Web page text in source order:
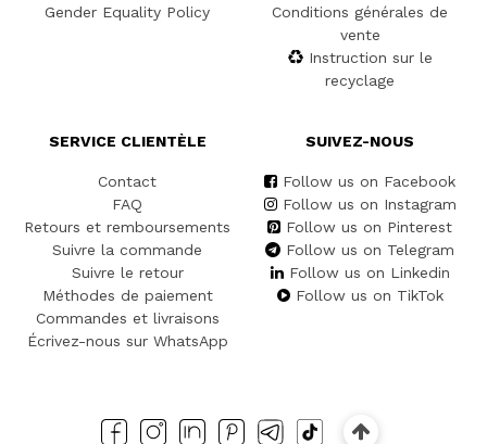
Gender Equality Policy
Conditions générales de
vente
Instruction sur le
recyclage
SERVICE CLIENTÈLE
Contact
FAQ
Retours et remboursements
Suivre la commande
Suivre le retour
Méthodes de paiement
Commandes et livraisons
Écrivez-nous sur WhatsApp
SUIVEZ-NOUS
Follow us on Facebook
Follow us on Instagram
Follow us on Pinterest
Follow us on Telegram
Follow us on Linkedin
Follow us on TikTok